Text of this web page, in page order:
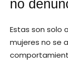
no
Estas son solo
mujeres no se